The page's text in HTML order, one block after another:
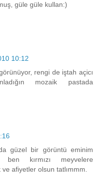
güle güle kullan:)
10:12
rengi de iştah açicı
mozaik pastada
güzel bir görüntü eminim
kırmızı meyvelere
ve afiyetler olsun tatlımmm.